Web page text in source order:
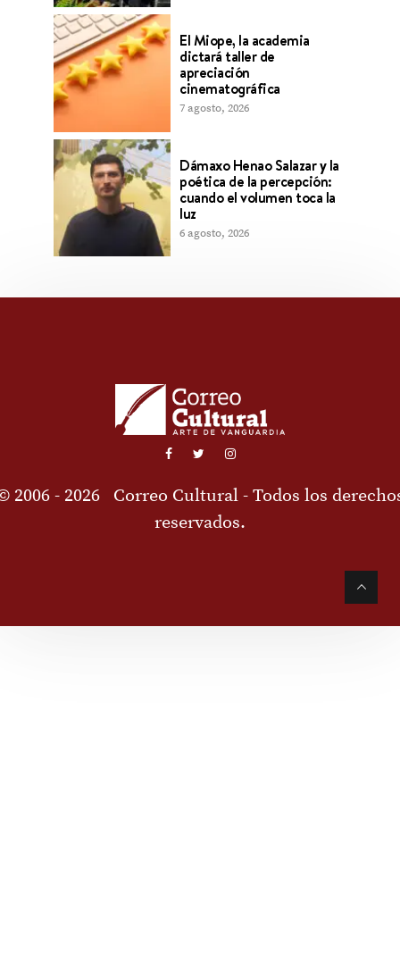
El Miope, la academia
dictará taller de
apreciación
cinematográfica
7 agosto, 2026
Dámaxo Henao Salazar y la
poética de la percepción:
cuando el volumen toca la
luz
6 agosto, 2026
2006 - 2026 Correo Cultural - Todos los
reservados.